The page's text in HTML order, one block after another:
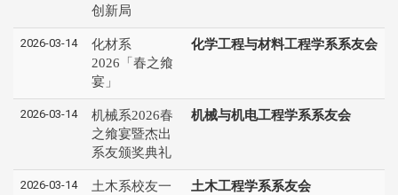
创新局
2026-03-14
化材系
2026「春之飨
宴」
化学工程与材料工程学系系友会
2026-03-14
机械系2026春
之飨宴暨杰出
系友颁奖典礼
机械与机电工程学系系友会
2026-03-14
土木系校友一
土木工程学系系友会